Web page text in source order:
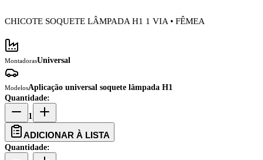
CHICOTE SOQUETE LÂMPADA H1 1 VIA • FÊMEA
MontadorasUniversal
ModelosAplicação universal soquete lâmpada H1
Quantidade:
1
ADICIONAR À LISTA
Quantidade: